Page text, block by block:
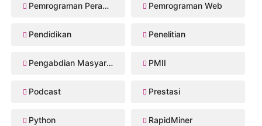
Pemrograman Perangkat Bergerak Pemrograman Web
Pendidikan Penelitian
Pengabdian Masyarakat PMII
Podcast Prestasi
Python RapidMiner